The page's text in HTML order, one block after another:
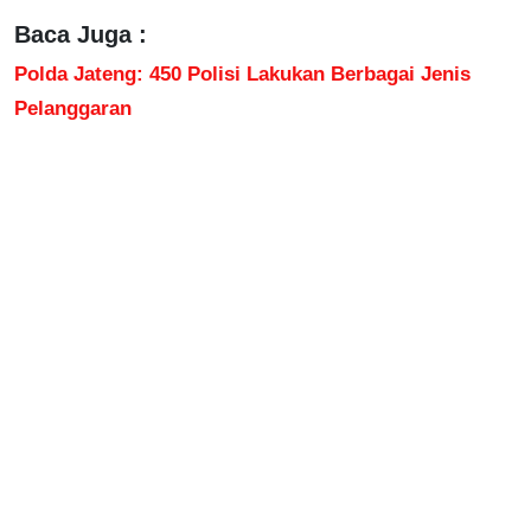
Baca Juga :
Polda Jateng: 450 Polisi Lakukan Berbagai Jenis
Pelanggaran